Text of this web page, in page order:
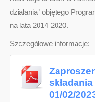
działania” objętego
na lata 2014-2020.
Szczegółowe informacje:
01/02/